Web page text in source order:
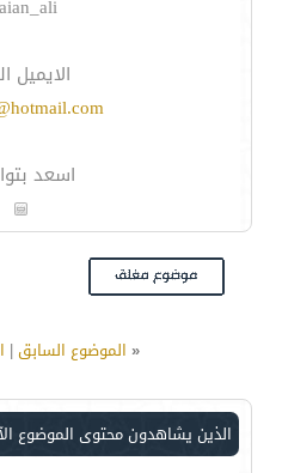
الايميل
اسعد
« الموضوع السابق|
الذين يشاهدون محتوى الموضوع